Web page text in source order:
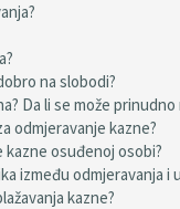
na slobodi?
Da li se može
odmjeravanje kazne?
kazne osuđenoj osobi?
između odmjeravanja i
kazne?